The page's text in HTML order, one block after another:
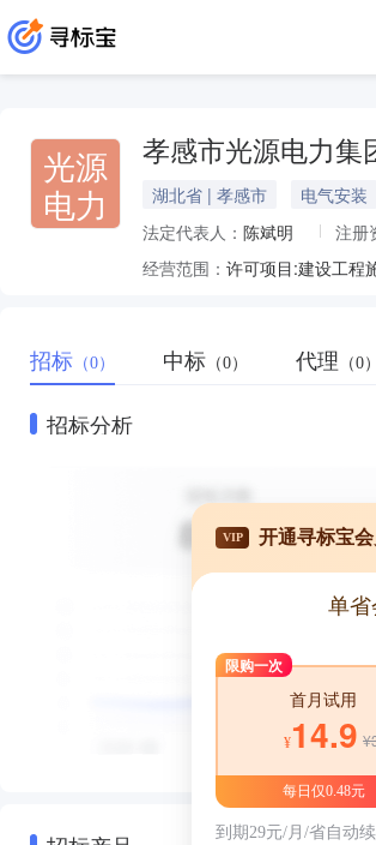
光源
电力
孝感市光源电力集
湖北省 | 孝感市 电气安装
法定代表人： 陈斌明 注册
经营范围：
招标 （0） 中标 （0） 代理 （0）
招标分析
VIP 开通寻标宝
单
限购一次
首月试用
¥14.9
每日仅0.48元
到期29元/月/省自动